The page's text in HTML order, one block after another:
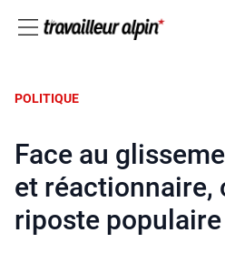
POLITIQUE
Face au
et réactionnaire,
riposte populaire